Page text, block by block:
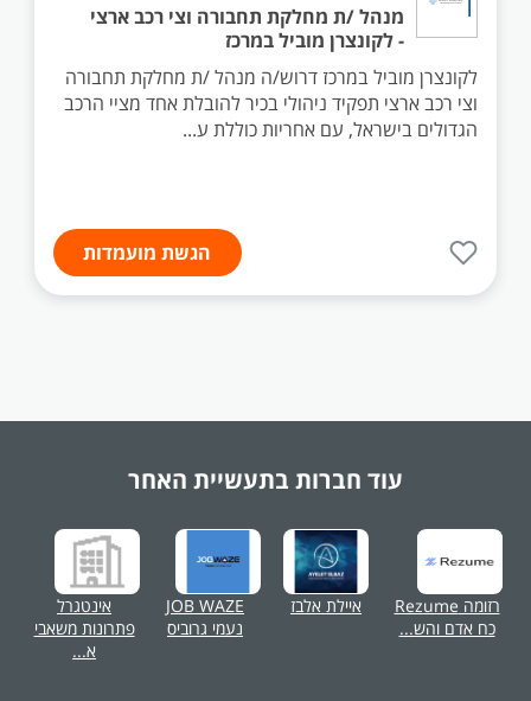
מנהל /ת מחלקת תחבורה וצי רכב ארצי
- לקונצרן מוביל במרכז
לקונצרן מוביל במרכז דרוש/ה מנהל /ת מחלקת תחבורה
וצי רכב ארצי תפקיד ניהולי בכיר להובלת אחד מציי הרכב
הגדולים בישראל, עם אחריות כוללת ע...
הגשת מועמדות
עוד חברות בתעשיית האחר
רזומה Rezume
כח אדם והש...
איילת אלבז
JOB WAZE
נעמי גרוביס
אינטגרל
פתרונות משאבי
א...